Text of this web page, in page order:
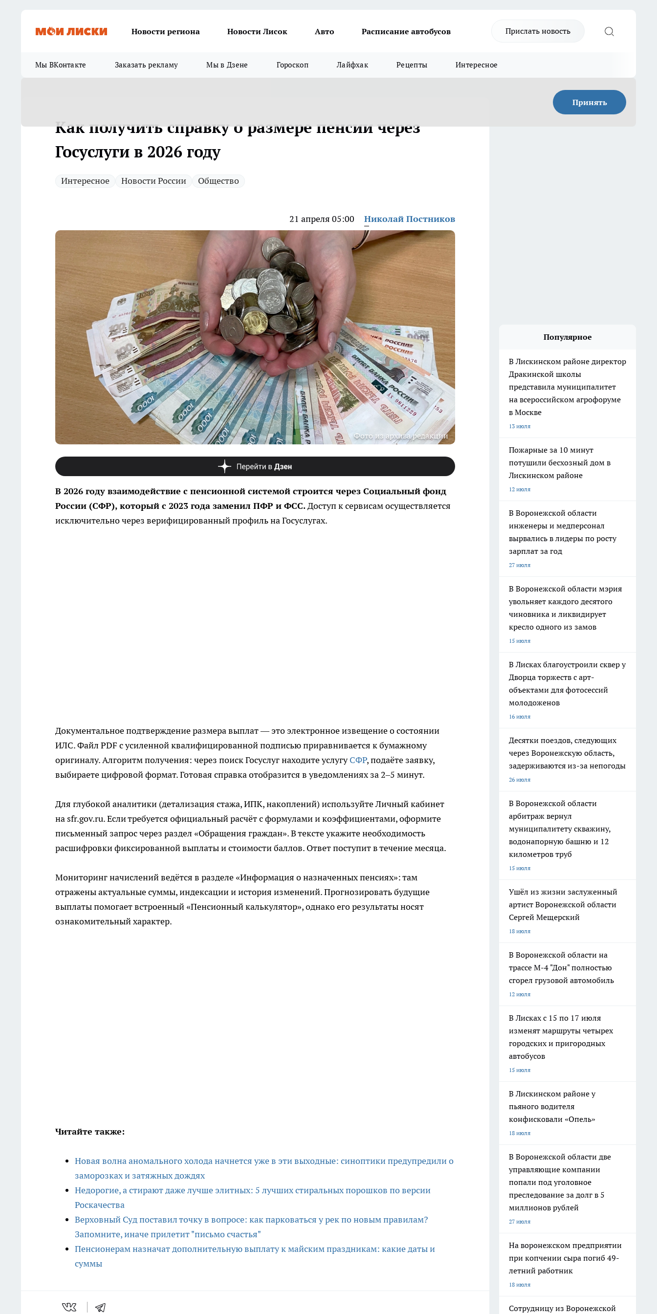
Новости региона Новости Лисок Авто Расписание автобусов Прислать новость
Мы ВКонтакте Заказать рекламу Мы в Дзене Гороскоп Лайфхак Рецепты Интересное
Принять
Как получить справку о размере пенсии через
Госуслуги в 2026 году
Интересное Новости России Общество
21 апреля 05:00 Николай Постников
Фото из архива редакции
В 2026 году взаимодействие с пенсионной системой строится через Социальный фонд
России (СФР), который с 2023 года заменил ПФР и ФСС.Доступ к сервисам осуществляется
исключительно через верифицированный профиль на Госуслугах.
Документальное подтверждение размера выплат — это электронное извещение о состоянии
ИЛС. Файл PDF с усиленной квалифицированной подписью приравнивается к бумажному
оригиналу. Алгоритм получения: через поиск Госуслуг находите услугуСФР, подаёте заявку,
выбираете цифровой формат. Готовая справка отобразится в уведомлениях за 2–5 минут.
Для глубокой аналитики (детализация стажа, ИПК, накоплений) используйте Личный кабинет
на sfr.gov.ru. Если требуется официальный расчёт с формулами и коэффициентами, оформите
письменный запрос через раздел «Обращения граждан». В тексте укажите необходимость
расшифровки фиксированной выплаты и стоимости баллов. Ответ поступит в течение месяца.
Мониторинг начислений ведётся в разделе «Информация о назначенных пенсиях»: там
отражены актуальные суммы, индексации и история изменений. Прогнозировать будущие
выплаты помогает встроенный «Пенсионный калькулятор», однако его результаты носят
ознакомительный характер.
Читайте также:
Новая волна аномального холода начнется уже в эти выходные: синоптики предупредили о
заморозках и затяжных дождях
Недорогие, а стирают даже лучше элитных: 5 лучших стиральных порошков по версии
Роскачества
Верховный Суд поставил точку в вопросе: как парковаться у рек по новым правилам?
Запомните, иначе прилетит "письмо счастья"
Пенсионерам назначат дополнительную выплату к майским праздникам: какие даты и
суммы
Популярное
В Лискинском районе директор
Дракинской школы
представила муниципалитет
на всероссийском агрофоруме
в Москве
13 июля
Пожарные за 10 минут
потушили бесхозный дом в
Лискинском районе
12 июля
В Воронежской области
инженеры и медперсонал
вырвались в лидеры по росту
зарплат за год
27 июля
В Воронежской области мэрия
увольняет каждого десятого
чиновника и ликвидирует
кресло одного из замов
15 июля
В Лисках благоустроили сквер у
Дворца торжеств с арт-
объектами для фотосессий
молодоженов
16 июля
Десятки поездов, следующих
через Воронежскую область,
задерживаются из-за непогоды
26 июля
В Воронежской области
арбитраж вернул
муниципалитету скважину,
водонапорную башню и 12
километров труб
15 июля
Ушёл из жизни заслуженный
артист Воронежской области
Сергей Мещерский
18 июля
В Воронежской области на
трассе М-4 "Дон" полностью
сгорел грузовой автомобиль
12 июля
В Лисках с 15 по 17 июля
изменят маршруты четырех
городских и пригородных
автобусов
15 июля
В Лискинском районе у
пьяного водителя
конфисковали «Опель»
18 июля
В Воронежской области две
управляющие компании
попали под уголовное
преследование за долг в 5
миллионов рублей
27 июля
На воронежском предприятии
при копчении сыра погиб 49-
летний работник
18 июля
Сотрудницу из Воронежской